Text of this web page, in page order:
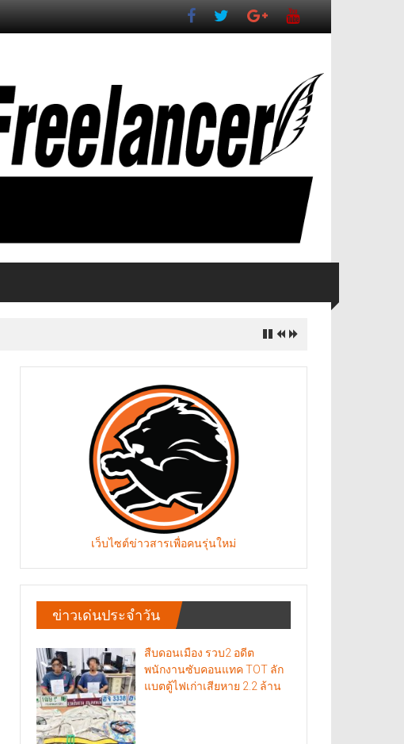
เว็บไซต์ข่าวสารเพื่อคนรุ่นใหม่
ข่าวเด่นประจำวัน
สืบดอนเมือง รวบ2 อดีต
พนักงานซับคอนแทค TOT ลัก
แบตตู้ไฟเก่าเสียหาย 2.2 ล้าน